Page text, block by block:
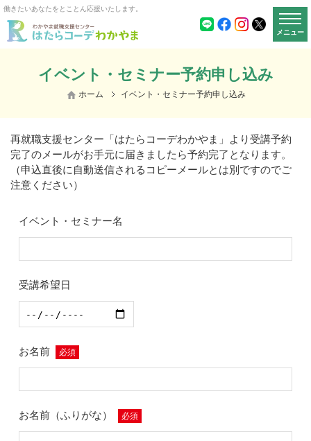
働きたいあなたをとことん応援いたします。
メニュー
イベント・セミナー予約申し込み
ホーム イベント・セミナー予約申し込み
再就職支援センター「はたらコーデわかやま」より受講予約
完了のメールがお手元に届きましたら予約完了となります。
（申込直後に自動送信されるコピーメールとは別ですのでご
注意ください）
イベント・セミナー名
受講希望日
お名前 必須
お名前（ふりがな） 必須